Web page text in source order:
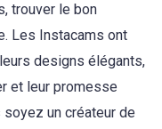
trouver le bon
Les Instacams ont
designs élégants,
et leur promesse
un créateur de